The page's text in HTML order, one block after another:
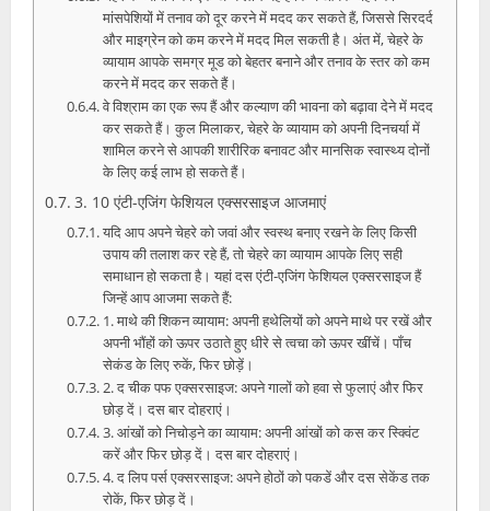
मांसपेशियों में तनाव को दूर करने में मदद कर सकते हैं, जिससे सिरदर्द
और माइग्रेन को कम करने में मदद मिल सकती है। अंत में, चेहरे के
व्यायाम आपके समग्र मूड को बेहतर बनाने और तनाव के स्तर को कम
करने में मदद कर सकते हैं।
वे विश्राम का एक रूप हैं और कल्याण की भावना को बढ़ावा देने में मदद
कर सकते हैं। कुल मिलाकर, चेहरे के व्यायाम को अपनी दिनचर्या में
शामिल करने से आपकी शारीरिक बनावट और मानसिक स्वास्थ्य दोनों
के लिए कई लाभ हो सकते हैं।
3. 10 एंटी-एजिंग फेशियल एक्सरसाइज आजमाएं
यदि आप अपने चेहरे को जवां और स्वस्थ बनाए रखने के लिए किसी
उपाय की तलाश कर रहे हैं, तो चेहरे का व्यायाम आपके लिए सही
समाधान हो सकता है। यहां दस एंटी-एजिंग फेशियल एक्सरसाइज हैं
जिन्हें आप आजमा सकते हैं:
1. माथे की शिकन व्यायाम: अपनी हथेलियों को अपने माथे पर रखें और
अपनी भौंहों को ऊपर उठाते हुए धीरे से त्वचा को ऊपर खींचें। पाँच
सेकंड के लिए रुकें, फिर छोड़ें।
2. द चीक पफ एक्सरसाइज: अपने गालों को हवा से फुलाएं और फिर
छोड़ दें। दस बार दोहराएं।
3. आंखों को निचोड़ने का व्यायाम: अपनी आंखों को कस कर स्क्विंट
करें और फिर छोड़ दें। दस बार दोहराएं।
4. द लिप पर्स एक्सरसाइज: अपने होठों को पकडें और दस सेकेंड तक
रोकें, फिर छोड़ दें।